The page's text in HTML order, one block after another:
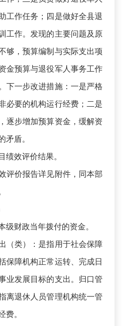
工作任务；四是做好全县退
工作。发现的主要问题及原
够，预算编制与实际支出项
金预算与退役军人事务工作
下一步改进措施：一是严格
必要的机构运行经费；二是
逐步增加预算资金，缓解资
盾。
效评价结果。
价报告详见附件，同本部
财政当年拨付的资金。
类）：是指用于社会保障
保障机构正常运转、完成日
业发展目标的支出。归口管
离退休人员管理机构统一管
。